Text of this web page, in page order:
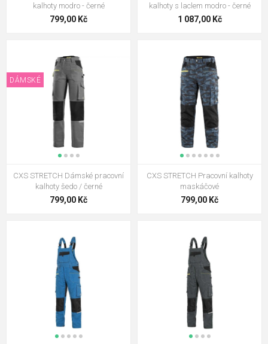
kalhoty modro - černé
799,00 Kč
kalhoty s laclem modro - černé
1 087,00 Kč
DÁMSKÉ
CXS STRETCH Dámské pracovní
kalhoty šedo / černé
799,00 Kč
CXS STRETCH Pracovní kalhoty
maskáčové
799,00 Kč